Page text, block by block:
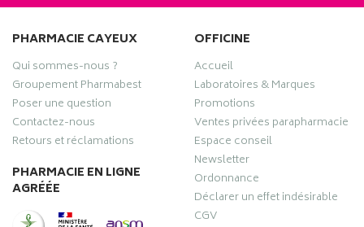
PHARMACIE CAYEUX
Qui sommes-nous ?
Groupement Pharmabest
Poser une question
Contactez-nous
Retours et réclamations
PHARMACIE EN LIGNE
AGRÉÉE
OFFICINE
Accueil
Laboratoires & Marques
Promotions
Ventes privées parapharmacie
Espace conseil
Newsletter
Ordonnance
Déclarer un effet indésirable
CGV